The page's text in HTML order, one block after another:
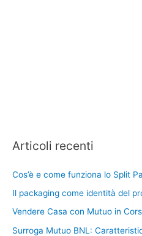
Articoli recenti
Cos’è e come funziona lo Split
Il packaging come identità del
Vendere Casa con Mutuo in
Surroga Mutuo BNL: